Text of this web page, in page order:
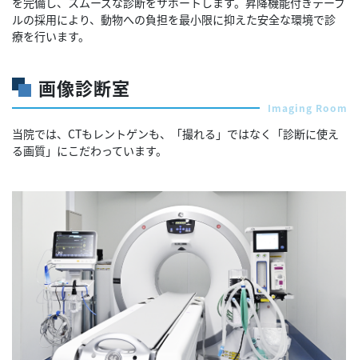
ルの採用により、動物への負担を最小限に抑えた安全な環境で診
療を行います。
画像診断室
Imaging Room
当院では、CTもレントゲンも、「撮れる」ではなく「診断に使え
る画質」にこだわっています。